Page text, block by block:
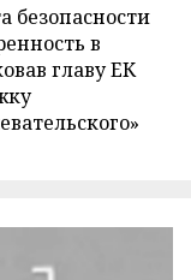
безопасности
в
главу ЕК